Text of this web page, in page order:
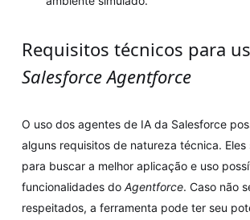
Requisitos técnicos para
Salesforce Agentforce
O uso dos agentes de IA da Salesforce
alguns requisitos de natureza técnica. Eles
para buscar a melhor aplicação e uso
funcionalidades do Agentforce. Caso não
respeitados, a ferramenta pode ter seu